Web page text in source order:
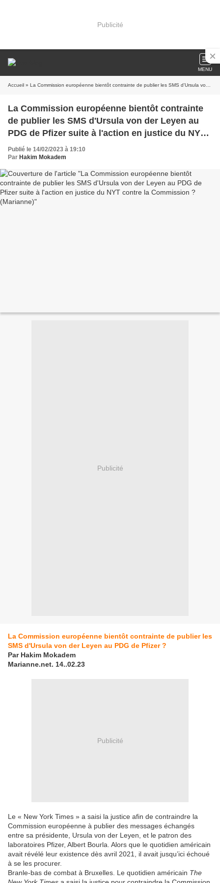
Publicité
MENU
Accueil » La Commission européenne bientôt contrainte de publier les SMS d'Ursula von der Leyen au PDG de Pfizer suite à l'action en justice du NYT contre la Commission ? (Marianne)
La Commission européenne bientôt contrainte
de publier les SMS d'Ursula von der Leyen au
PDG de Pfizer suite à l'action en justice du NYT
contre la Commission ? (Marianne)
Publié le 14/02/2023 à 19:10
Par Hakim Mokadem
Publicité
La Commission européenne bientôt contrainte de publier les
SMS d'Ursula von der Leyen au PDG de Pfizer ?
Par Hakim Mokadem
Marianne.net. 14..02.23
Publicité
Le « New York Times » a saisi la justice afin de contraindre la
Commission européenne à publier des messages échangés
entre sa présidente, Ursula von der Leyen, et le patron des
laboratoires Pfizer, Albert Bourla. Alors que le quotidien américain
avait révélé leur existence dès avril 2021, il avait jusqu’ici échoué
à se les procurer.
Branle-bas de combat à Bruxelles. Le quotidien américain The